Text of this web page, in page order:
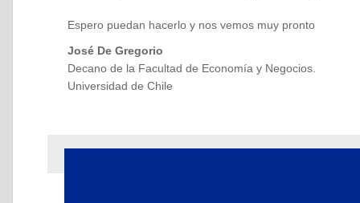
Espero puedan hacerlo y nos vemos muy pronto
José De Gregorio
Decano de la Facultad de Economía y Negocios.
Universidad de Chile